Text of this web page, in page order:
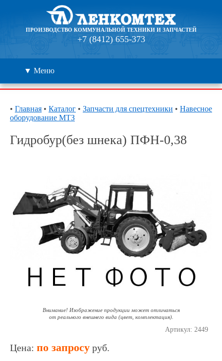
ПРОИЗВОДСТВО КОММУНАЛЬНОЙ ТЕХНИКИ И ЗАПЧАСТЕЙ
+7 (8412) 655-373
▼ Меню
Дилеры
Контакты
• Главная • Каталог • Запчасти для спецтехники • Навесное
оборудование МТЗ
Гидробур(без шнека) ПФН-0,38
Внимание! Изображение продукции может отличаться
от реального внешнего вида (цвет, комплектация).
Артикул: 2449
Цена: по запросу руб.